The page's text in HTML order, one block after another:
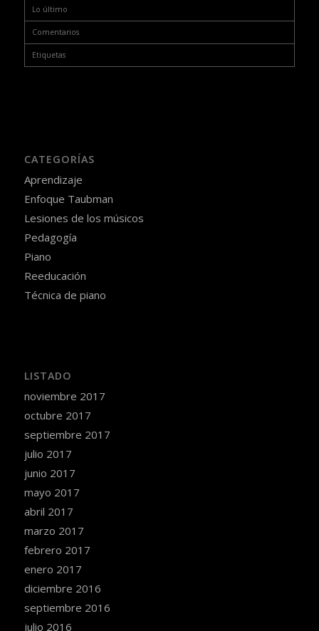
Lo último
Comentarios
Etiquetas
CATEGORÍAS
Aprendizaje
Enfoque Taubman
Lesiones de los músicos
Pedagogía
Piano
Reeducación
Técnica de piano
LISTADO
noviembre 2017
octubre 2017
septiembre 2017
julio 2017
junio 2017
mayo 2017
abril 2017
marzo 2017
febrero 2017
enero 2017
diciembre 2016
septiembre 2016
julio 2016